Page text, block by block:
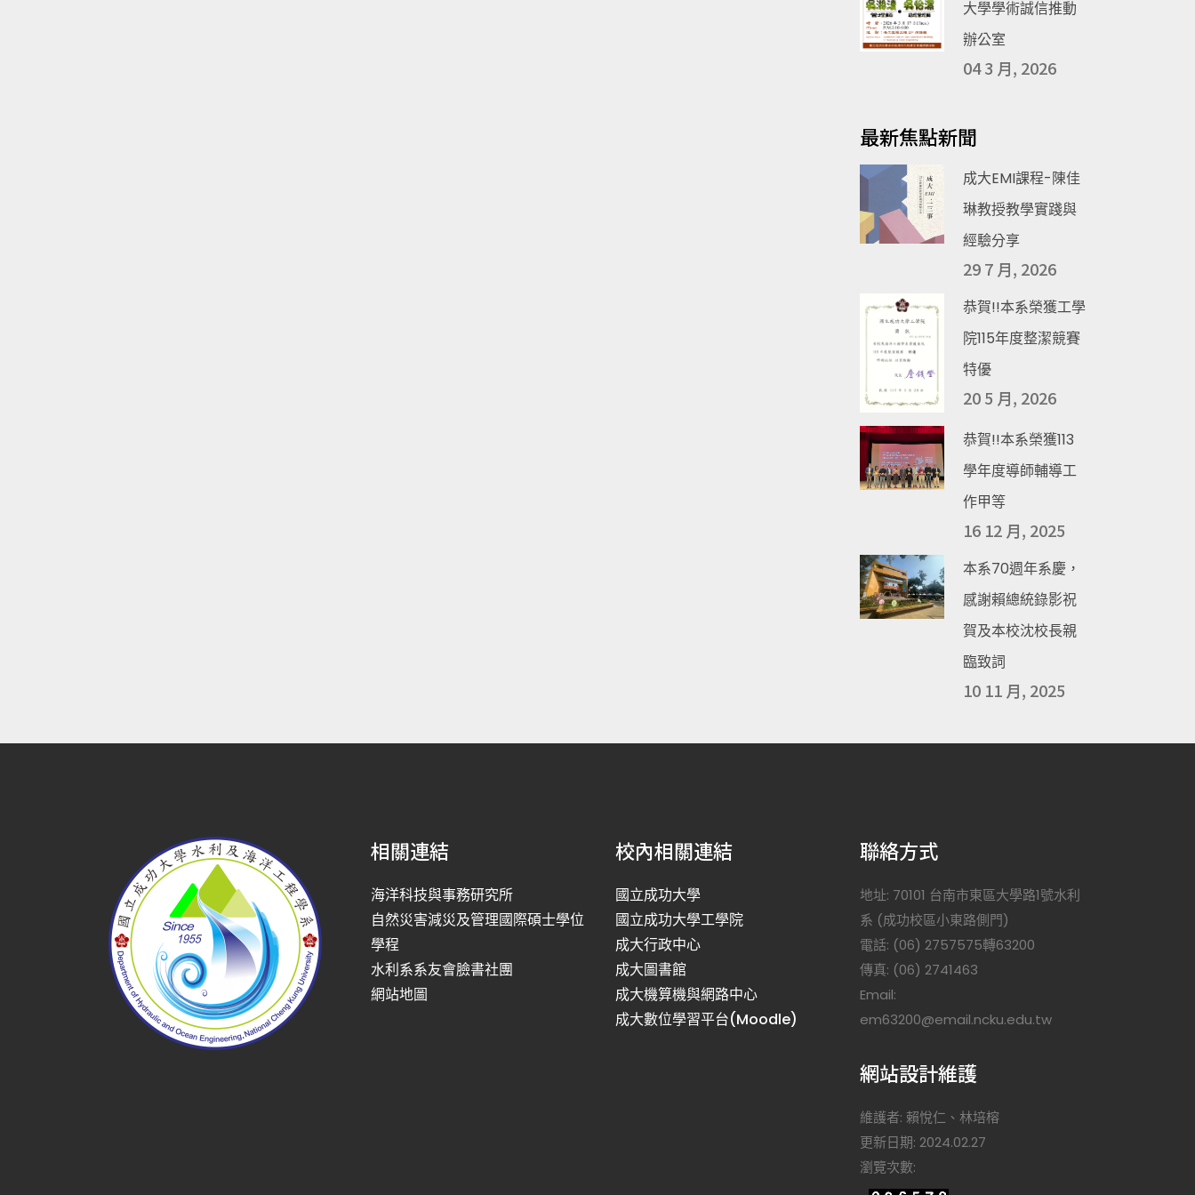
大學學術誠信推動
辦公室
04 3 月, 2026
最新焦點新聞
成大EMI課程-陳佳
琳教授教學實踐與
經驗分享
29 7 月, 2026
恭賀!!本系榮獲工學
院115年度整潔競賽
特優
20 5 月, 2026
恭賀!!本系榮獲113
學年度導師輔導工
作甲等
16 12 月, 2025
本系70週年系慶，
感謝賴總統錄影祝
賀及本校沈校長親
臨致詞
10 11 月, 2025
相關連結
海洋科技與事務研究所
自然災害減災及管理國際碩士學位
學程
水利系系友會臉書社團
網站地圖
校內相關連結
國立成功大學
國立成功大學工學院
成大行政中心
成大圖書館
成大機算機與網路中心
成大數位學習平台(Moodle)
聯絡方式
地址: 70101 台南市東區大學路1號水利
系 (成功校區小東路側門)
電話: (06) 2757575轉63200
傳真: (06) 2741463
Email:
em63200@email.ncku.edu.tw
網站設計維護
維護者: 賴悅仁、林培榕
更新日期: 2024.02.27
瀏覽次數: